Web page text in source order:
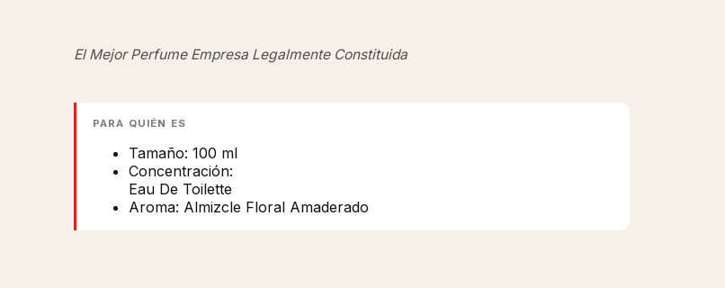
El Mejor Perfume Empresa Legalmente Constituida
PARA QUIÉN ES
Tamaño: 100 ml
Concentración:
Eau De Toilette
Aroma: Almizcle Floral Amaderado